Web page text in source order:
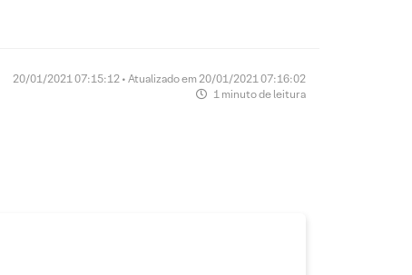
20/01/2021 07:15:12 • Atualizado em 20/01/2021 07:16:02
1 minuto de leitura